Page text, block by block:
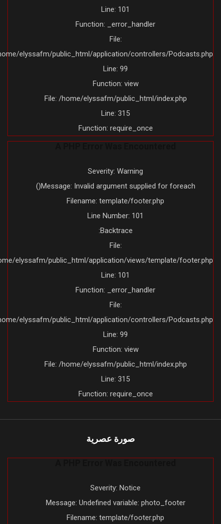
Line: 101
Function: _error_handler
File:
/home/elyssafm/public_html/application/controllers/
Line: 99
Function: view
File: /home/elyssafm/public_html/index.php
Line: 315
Function: require_once
Severity: Warning
Message: Invalid argument supplied for foreach()
Filename: template/footer.php
Line Number: 101
Backtrace:
File:
/home/elyssafm/public_html/application/views/template/
Line: 101
Function: _error_handler
File:
/home/elyssafm/public_html/application/controllers/
Line: 99
Function: view
File: /home/elyssafm/public_html/index.php
Line: 315
Function: require_once
صورة عصرية
Severity: Notice
Message: Undefined variable: photo_footer
Filename: template/footer.php